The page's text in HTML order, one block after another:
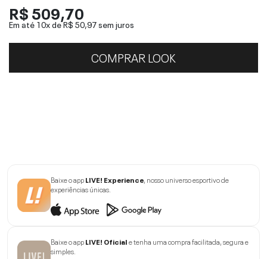
R$ 509,70
Em até 10x deR$ 50,97sem juros
COMPRAR LOOK
Baixe o appLIVE! Experience, nosso universo esportivo de
experiências únicas.
Baixe o appLIVE! Oficiale tenha uma compra facilitada, segura e
simples.